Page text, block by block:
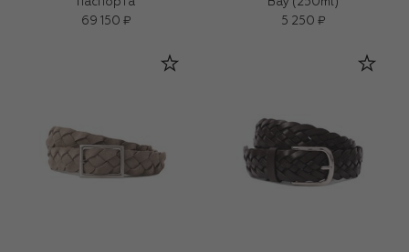
паспорта
69 150 ₽
Bay (250ml)
5 250 ₽